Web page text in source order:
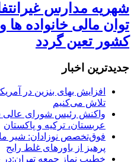
شهریه مدارس
توان مالی خانواده
کشور تعین گردد
جديدترين اخبار
افزایش بهای بنزین در
تلاش می‌کنیم
واکنش رئیس شورای عالی
عربستان، ترکیه و پاکستان
فوق‌تخصص نوزادان: شیر
پرهیز از باورهای غلط رایج
خطیب نماز جمعه